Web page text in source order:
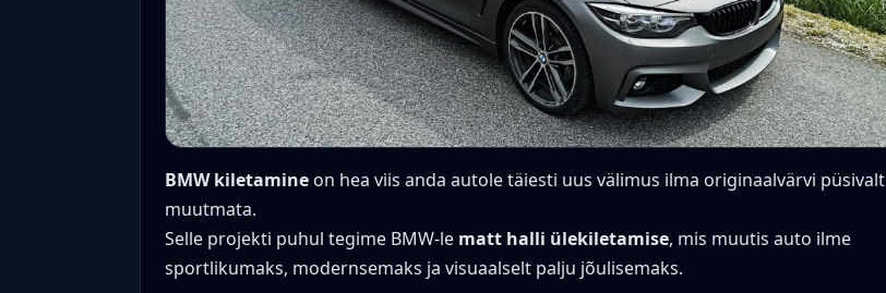
BMW kiletamine on hea viis anda autole täiesti uus välimus ilma originaalvärvi püsivalt
muutmata.
Selle projekti puhul tegime BMW-le matt halli ülekiletamise, mis muutis auto ilme
sportlikumaks, modernsemaks ja visuaalselt palju jõulisemaks.